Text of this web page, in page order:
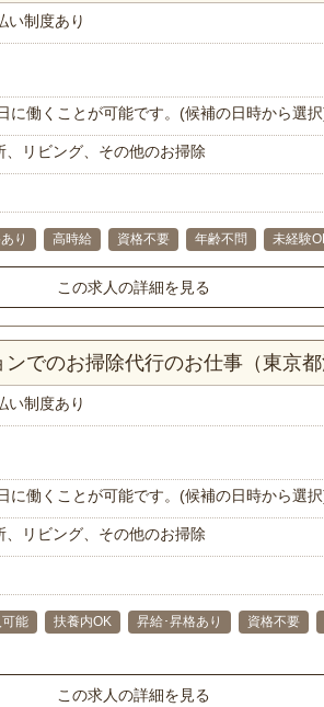
い制度あり
に働くことが可能です。(候補の日時から選
リビング、その他のお掃除
り 高時給 資格不要 年齢不問 未経験
この求人の詳細を見る
でのお掃除代行のお仕事（東京都
い制度あり
に働くことが可能です。(候補の日時から選
リビング、その他のお掃除
能 扶養内OK 昇給･昇格あり 資格不要
この求人の詳細を見る